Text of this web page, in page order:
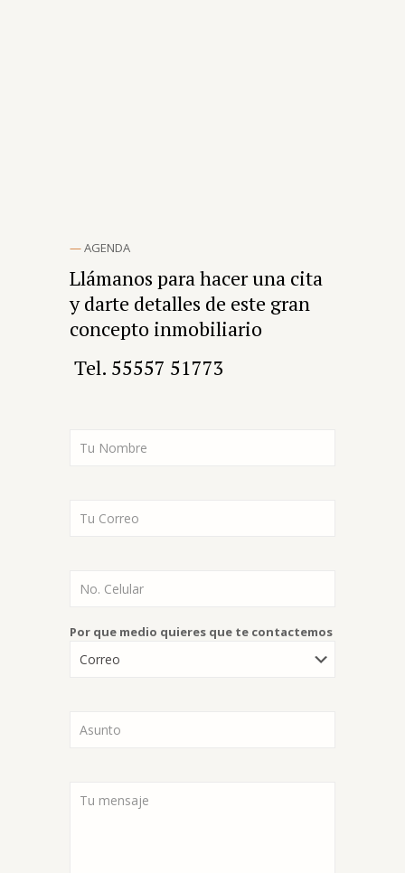
—AGENDA
Llámanos para hacer una cita
y darte detalles de este gran
concepto inmobiliario
Tel. 55557 51773
Por que medio quieres que te contactemos